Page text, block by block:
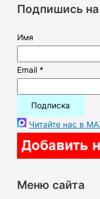
:Подпишись
Имя
Email *
Читайте нас в
Меню сайта